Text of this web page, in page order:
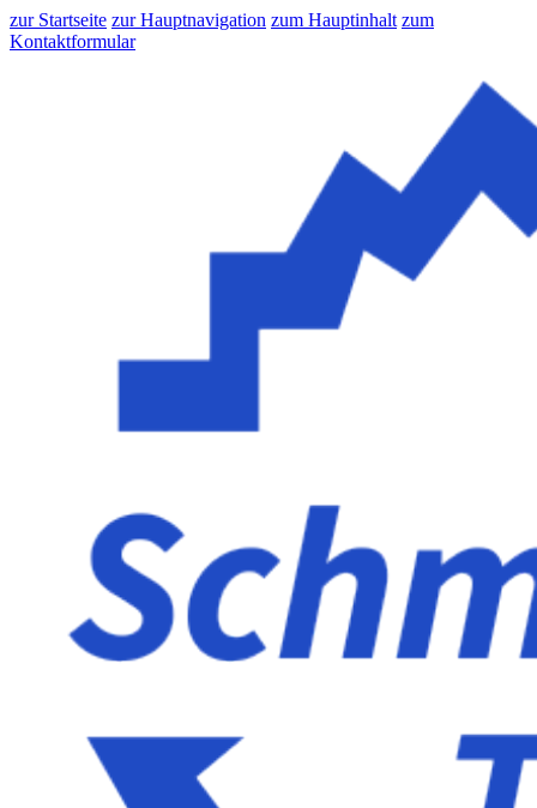
zur Startseite zur Hauptnavigation zum Hauptinhalt zum
Kontaktformular